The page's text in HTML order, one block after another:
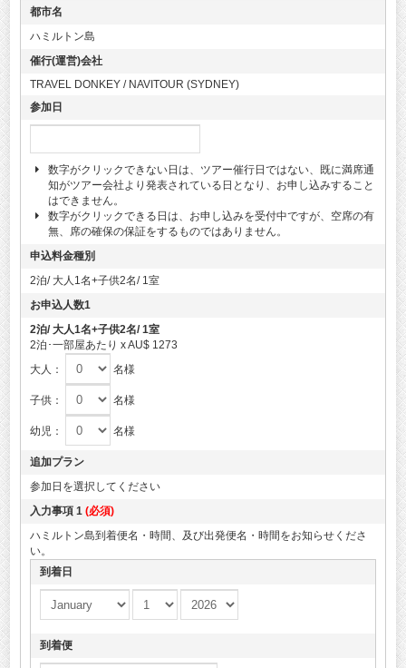
都市名
ハミルトン島
催行(運営)会社
TRAVEL DONKEY / NAVITOUR (SYDNEY)
参加日
数字がクリックできない日は、ツアー催行日ではない、既に満席通
知がツアー会社より発表されている日となり、お申し込みすること
はできません。
数字がクリックできる日は、お申し込みを受付中ですが、空席の有
無、席の確保の保証をするものではありません。
申込料金種別
2泊/ 大人1名+子供2名/ 1室
お申込人数1
2泊/ 大人1名+子供2名/ 1室
2泊･一部屋あたり x AU$ 1273
大人：
名様
子供： 名様
幼児： 名様
追加プラン
参加日を選択してください
入力事項 1 (必須)
ハミルトン島到着便名・時間、及び出発便名・時間をお知らせくださ
い。
到着日
到着便